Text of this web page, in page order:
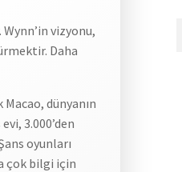
vizyonu,
Daha
dünyanın
3.000’den
oyunları
çok bilgi için